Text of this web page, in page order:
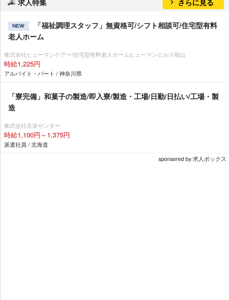
求人特集 さらに見る
NEW
「福祉調理スタッフ」無資格可/シフト相談可/住宅型有料
老人ホーム
株式会社ヒューマンケアー/住宅型有料老人ホームヒューマンヒルズ初山
時給1,225円
アルバイト・パート / 神奈川県
「寮完備」和菓子の製造/即入寮/製造・工場/日勤/日払い/工場・製
造
株式会社京栄センター
時給1,100円～1,375円
派遣社員 / 北海道
sponsored by 求人ボックス